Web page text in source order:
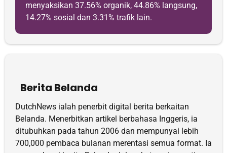
menyaksikan 37.56% organik, 44.86% langsung,
14.27% sosial dan 3.31% trafik lain.
Berita Belanda
DutchNews ialah penerbit digital berita berkaitan
Belanda. Menerbitkan artikel berbahasa Inggeris, ia
ditubuhkan pada tahun 2006 dan mempunyai lebih
700,000 pembaca bulanan merentasi semua format. Ia